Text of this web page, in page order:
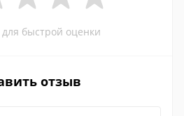
быстрой оценки
отзыв